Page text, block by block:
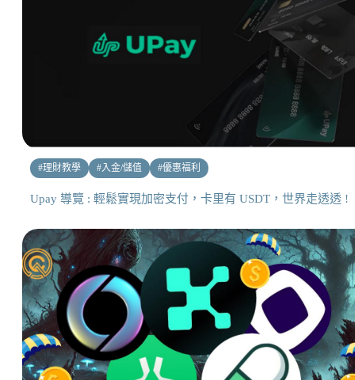
#理財教學 #入金/儲值 #優惠福利
Upay 導覽 : 輕鬆實現加密支付，卡里有 USDT，世界走透透 !